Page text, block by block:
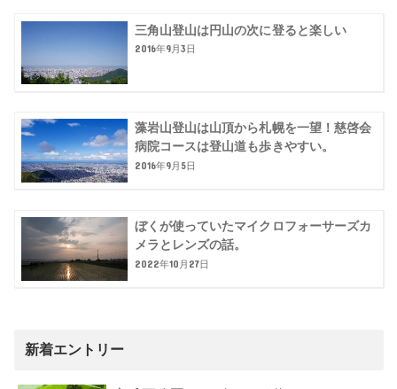
三角山登山は円山の次に登ると楽しい
2016年9月3日
藻岩山登山は山頂から札幌を一望！慈啓会
病院コースは登山道も歩きやすい。
2016年9月5日
ぼくが使っていたマイクロフォーサーズカ
メラとレンズの話。
2022年10月27日
新着エントリー